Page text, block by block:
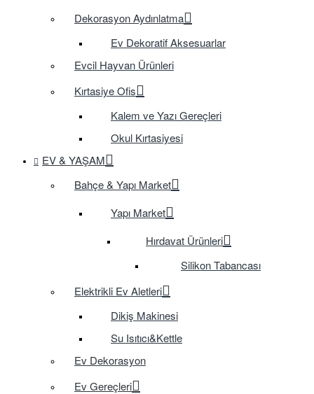
Dekorasyon Aydınlatma
Ev Dekoratif Aksesuarlar
Evcil Hayvan Ürünleri
Kırtasiye Ofis
Kalem ve Yazı Gereçleri
Okul Kırtasiyesi
EV & YAŞAM
Bahçe & Yapı Market
Yapı Market
Hırdavat Ürünleri
Silikon Tabancası
Elektrikli Ev Aletleri
Dikiş Makinesi
Su Isıtıcı&Kettle
Ev Dekorasyon
Ev Gereçleri